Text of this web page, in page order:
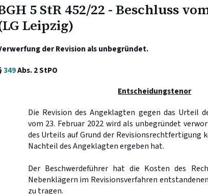
5 StR 452/22 - Beschluss
Leipzig)
der Revision als unbegründet.
349Abs. 2 StPO
Entscheidungstenor
Die Revision des Angeklagten gegen das Urteil
vom 23. Februar 2022 wird als unbegründet
des Urteils auf Grund der Revisionsrechtfertigung
Nachteil des Angeklagten ergeben hat.
Der Beschwerdeführer hat die Kosten des
Nebenklägern im Revisionsverfahren
zu tragen.